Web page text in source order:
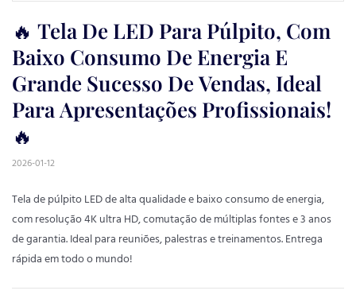
🔥 Tela De LED Para Púlpito, Com
Baixo Consumo De Energia E
Grande Sucesso De Vendas, Ideal
Para Apresentações Profissionais!
🔥
2026-01-12
Tela de púlpito LED de alta qualidade e baixo consumo de energia,
com resolução 4K ultra HD, comutação de múltiplas fontes e 3 anos
de garantia. Ideal para reuniões, palestras e treinamentos. Entrega
rápida em todo o mundo!